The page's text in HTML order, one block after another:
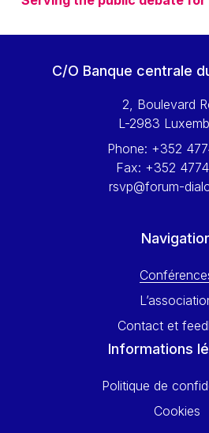
Viviane Reding
Walter Hagg
Wolfgang Ketterle
Yossi Beillin
Yves FRANCHET
C/O Banque centrale
2, Boulevard
L-2983
Phone: +352
Fax: +352
rsvp@forum-
Contact et
Informations
Politique de
Cookies